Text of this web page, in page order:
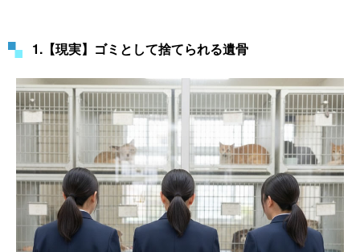
1.【現実】ゴミとして捨てられる遺骨